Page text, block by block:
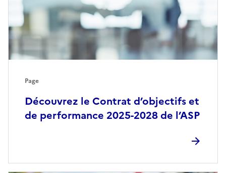
Découvrez le Contrat d’objectifs et
de performance 2025-2028 de l’ASP
Page